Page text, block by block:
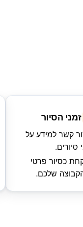
זמני הסיור
קשר למידע על
סיורים.
כסיור פרטי
שלכם.